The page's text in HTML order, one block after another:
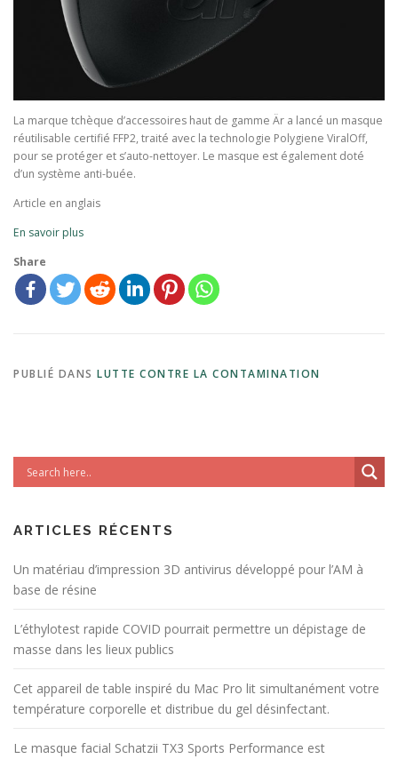
La marque tchèque d’accessoires haut de gamme Är a lancé un masque
réutilisable certifié FFP2, traité avec la technologie Polygiene ViralOff,
pour se protéger et s’auto-nettoyer. Le masque est également doté
d’un système anti-buée.
Article en anglais
En savoir plus
Share
PUBLIÉ DANS LUTTE CONTRE LA CONTAMINATION
ARTICLES RÉCENTS
Un matériau d’impression 3D antivirus développé pour l’AM à
base de résine
L’éthylotest rapide COVID pourrait permettre un dépistage de
masse dans les lieux publics
Cet appareil de table inspiré du Mac Pro lit simultanément votre
température corporelle et distribue du gel désinfectant.
Le masque facial Schatzii TX3 Sports Performance est